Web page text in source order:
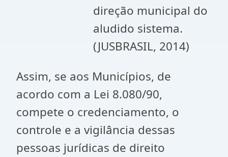
direção municipal do
aludido sistema.
(JUSBRASIL, 2014)
Assim, se aos Municípios, de
acordo com a Lei 8.080/90,
compete o credenciamento, o
controle e a vigilância dessas
pessoas jurídicas de direito